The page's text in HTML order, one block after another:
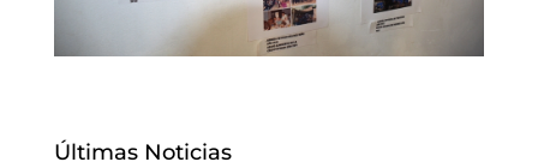
Últimas Noticias